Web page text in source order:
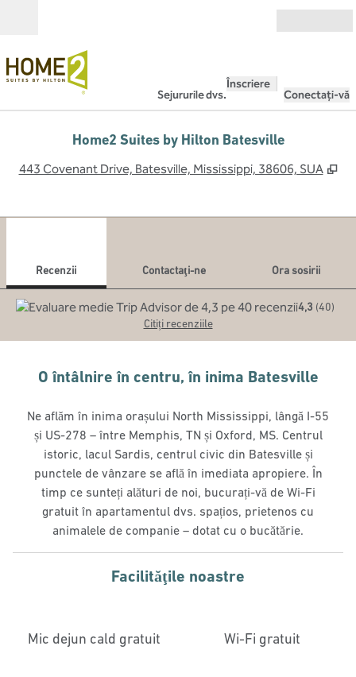
Sejururile dvs.
Înscriere
Conectați-vă
Home2 Suites by Hilton Batesville
443 Covenant Drive, Batesville, Mississippi, 38606, SUA ,
Recenzii Contactaţi-ne
Ora sosirii
4,3 (40)
Citiți recenziile
O întâlnire în centru, în inima Batesville
Ne aflăm în inima orașului North Mississippi, lângă I-55
și US-278 – între Memphis, TN și Oxford, MS. Centrul
istoric, lacul Sardis, centrul civic din Batesville și
punctele de vânzare se află în imediata apropiere. În
timp ce sunteți alături de noi, bucurați-vă de Wi-Fi
gratuit în apartamentul dvs. spațios, prietenos cu
animalele de companie – dotat cu o bucătărie.
Facilităţile noastre
Mic dejun cald gratuit Wi-Fi gratuit